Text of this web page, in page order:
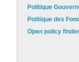
Politique
Politique des
Open policy finder